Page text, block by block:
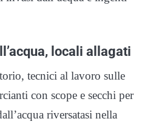
locali allagati
tecnici al lavoro sulle
con scope e secchi per
riversatasi nella